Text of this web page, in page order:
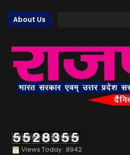
About Us
Views Today : 8942